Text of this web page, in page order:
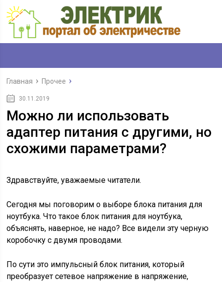
Главная Прочее
30.11.2019
Можно ли использовать
адаптер питания с другими, но
схожими параметрами?
Здравствуйте, уважаемые читатели.
Сегодня мы поговорим о выборе блока питания для
ноутбука. Что такое блок питания для ноутбука,
объяснять, наверное, не надо? Все видели эту черную
коробочку с двумя проводами.
По сути это импульсный блок питания, который
преобразует сетевое напряжение в напряжение,